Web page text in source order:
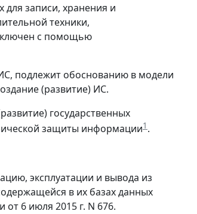
записи, хранения и
техники,
с помощью
подлежит обоснованию в модели
(развитие) ИС.
государственных
защиты информации1 .
эксплуатации и вывода из
в их базах данных
6 июля 2015 г. N 676.